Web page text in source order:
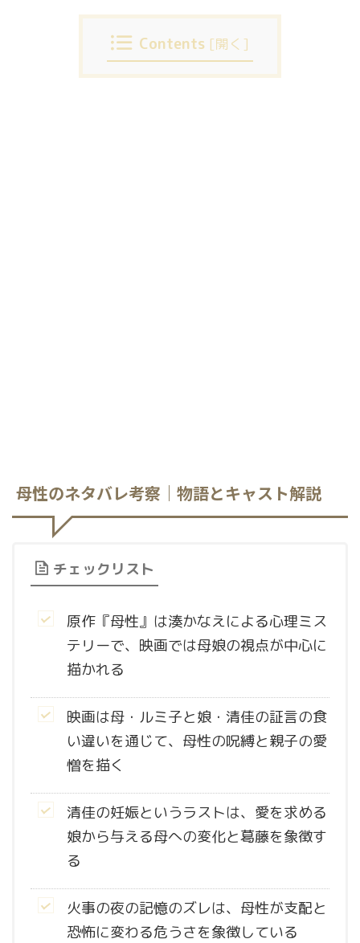
Contents [開く ]
母性のネタバレ考察｜物語とキャスト解説
チェックリスト
原作『母性』は湊かなえによる心理ミス
テリーで、映画では母娘の視点が中心に
描かれる
映画は母・ルミ子と娘・清佳の証言の食
い違いを通じて、母性の呪縛と親子の愛
憎を描く
清佳の妊娠というラストは、愛を求める
娘から与える母への変化と葛藤を象徴す
る
火事の夜の記憶のズレは、母性が支配と
恐怖に変わる危うさを象徴している